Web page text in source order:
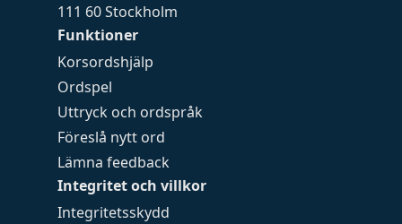
Funktioner
Korsordshjälp
Ordspel
Uttryck och ordspråk
Föreslå nytt ord
Lämna feedback
Integritet och villkor
Integritetsskydd
111 60 Stockholm